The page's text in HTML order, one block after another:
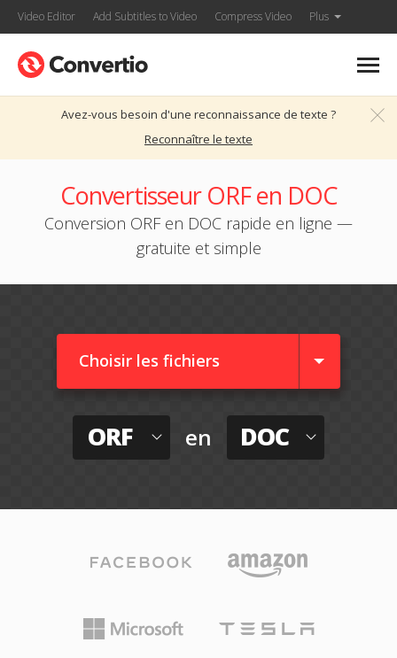
Video Editor Add Subtitles to Video Compress Video Plus
Avez-vous besoin d'une reconnaissance de texte ?
Reconnaître le texte
Convertisseur ORF en DOC
Conversion ORF en DOC rapide en ligne —
gratuite et simple
Choisir les fichiers
ORF en DOC